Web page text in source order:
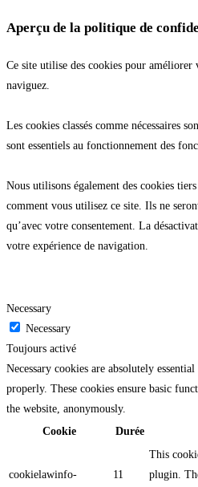
Aperçu de la politique de
Ce site utilise des cookies pour améliorer
naviguez.
Les cookies classés comme nécessaires
sont essentiels au fonctionnement des
Nous utilisons également des cookies
comment vous utilisez ce site. Ils ne
qu’avec votre consentement. La
votre expérience de navigation.
Necessary
Necessary
Toujours activé
Necessary cookies are absolutely
properly. These cookies ensure basic
the website, anonymously.
Cookie
Durée
cookielawinfo-
11
This
plugin.